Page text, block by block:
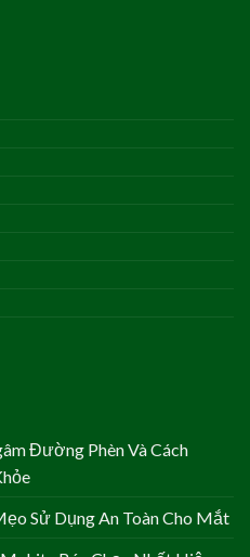
Đường Phèn Và Cách
Sử Dụng An Toàn Cho Mắt